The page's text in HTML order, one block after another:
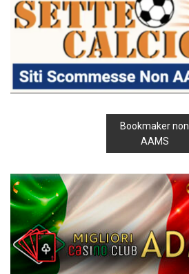
Bookmaker non
AAMS